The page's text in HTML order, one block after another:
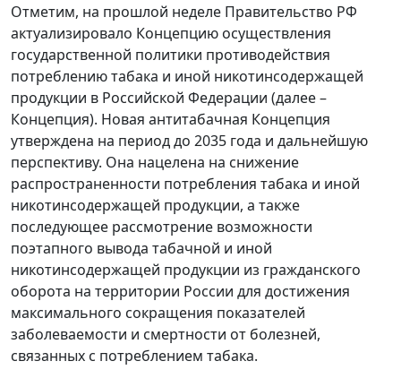
Отметим, на прошлой неделе Правительство РФ
актуализировало Концепцию осуществления
государственной политики противодействия
потреблению табака и иной никотинсодержащей
продукции в Российской Федерации (далее –
Концепция). Новая антитабачная Концепция
утверждена на период до 2035 года и дальнейшую
перспективу. Она нацелена на снижение
распространенности потребления табака и иной
никотинсодержащей продукции, а также
последующее рассмотрение возможности
поэтапного вывода табачной и иной
никотинсодержащей продукции из гражданского
оборота на территории России для достижения
максимального сокращения показателей
заболеваемости и смертности от болезней,
связанных с потреблением табака.